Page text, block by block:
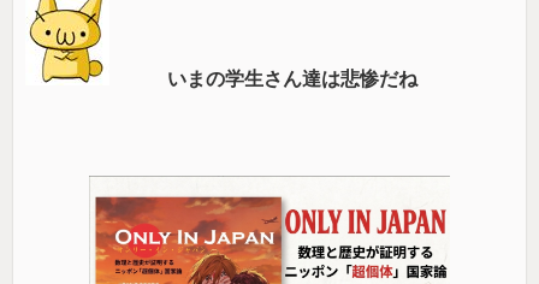
いまの学生さん達は悲惨だね